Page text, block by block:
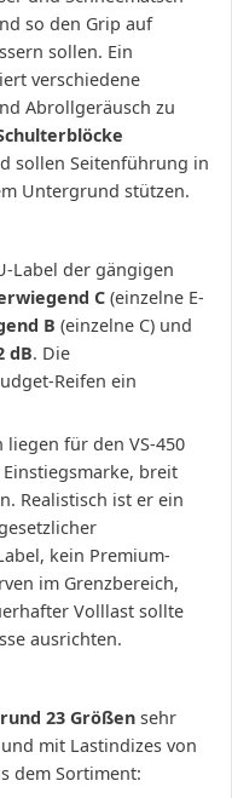
so den Grip auf
sollen. Ein
verschiedene
Abrollgeräusch zu
sollen Seitenführung in
Untergrund stützen.
Label der gängigen
C (einzelne E-
B (einzelne C) und
dB. Die
Reifen ein
für den VS-450
breit
Realistisch ist er ein
kein Premium-
im Grenzbereich,
Volllast sollte
ausrichten.
23 Größen sehr
und mit Lastindizes von
dem Sortiment: